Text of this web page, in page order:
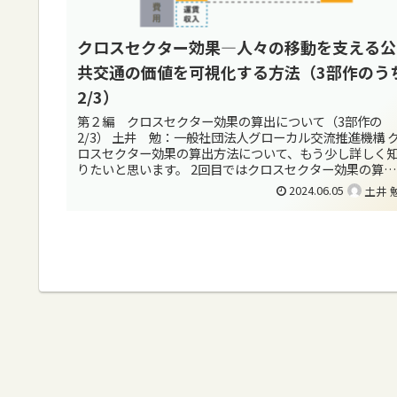
クロスセクター効果―人々の移動を支える公
共交通の価値を可視化する方法（3部作のう
2/3）
第２編 クロスセクター効果の算出について（3部作の
2/3） 土井 勉：一般社団法人グローカル交流推進機構
ロスセクター効果の算出方法について、もう少し詳しく
りたいと思います。 2回目ではクロスセクター効果の算出
2024.06.05 土井